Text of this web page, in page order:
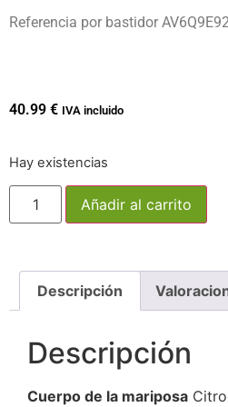
Referencia por bastidor
40.99 € IVA incluido
Hay existencias
Añadir al carrito
Descripción
Descripción
Cuerpo de la mariposa